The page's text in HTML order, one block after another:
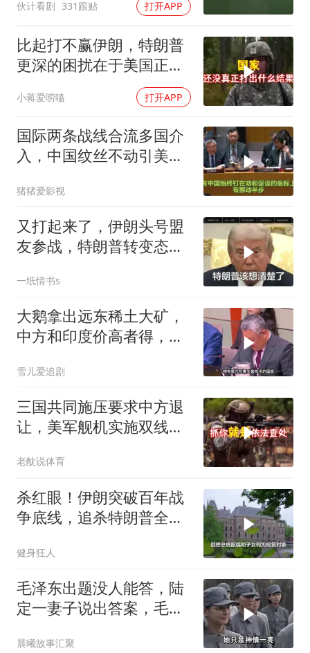
伙计看剧 331跟贴 打开APP
比起打不赢伊朗，特朗普
更深的困扰在于美国正重
小蒋爱唠嗑 打开APP
国际两条战线合流多国介
入，中国纹丝不动引美方
猪猪爱影视
又打起来了，伊朗头号盟
友参战，特朗普转变态
一纸情书s
大鹅拿出远东稀土大矿，
中方和印度价高者得，背
雪儿爱追剧
三国共同施压要求中方退
让，美军舰机实施双线抵
轰-6K已挂弹
老酖说体育
杀红眼！伊朗突破百年战
争底线，追杀特朗普全
健身狂人
毛泽东出题没人能答，陆
定一妻子说出答案，毛主
晨曦故事汇聚